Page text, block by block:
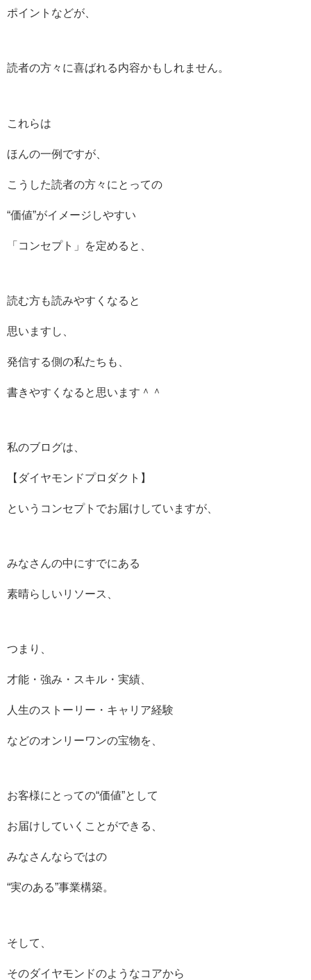
ポイントなどが、
読者の方々に喜ばれる内容かもしれません。
これらは
ほんの一例ですが、
こうした読者の方々にとっての
“価値”がイメージしやすい
「コンセプト」を定めると、
読む方も読みやすくなると
思いますし、
発信する側の私たちも、
書きやすくなると思います＾＾
私のブログは、
【ダイヤモンドプロダクト】
というコンセプトでお届けしていますが、
みなさんの中にすでにある
素晴らしいリソース、
つまり、
才能・強み・スキル・実績、
人生のストーリー・キャリア経験
などのオンリーワンの宝物を、
お客様にとっての“価値”として
お届けしていくことができる、
みなさんならではの
“実のある”事業構築。
そして、
そのダイヤモンドのようなコアから